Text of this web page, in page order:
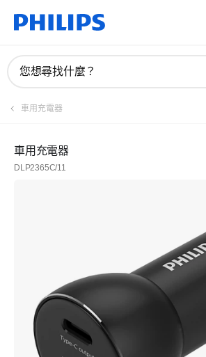
您想尋找什麼？
車用充電器
車用充電器
DLP2365C/11